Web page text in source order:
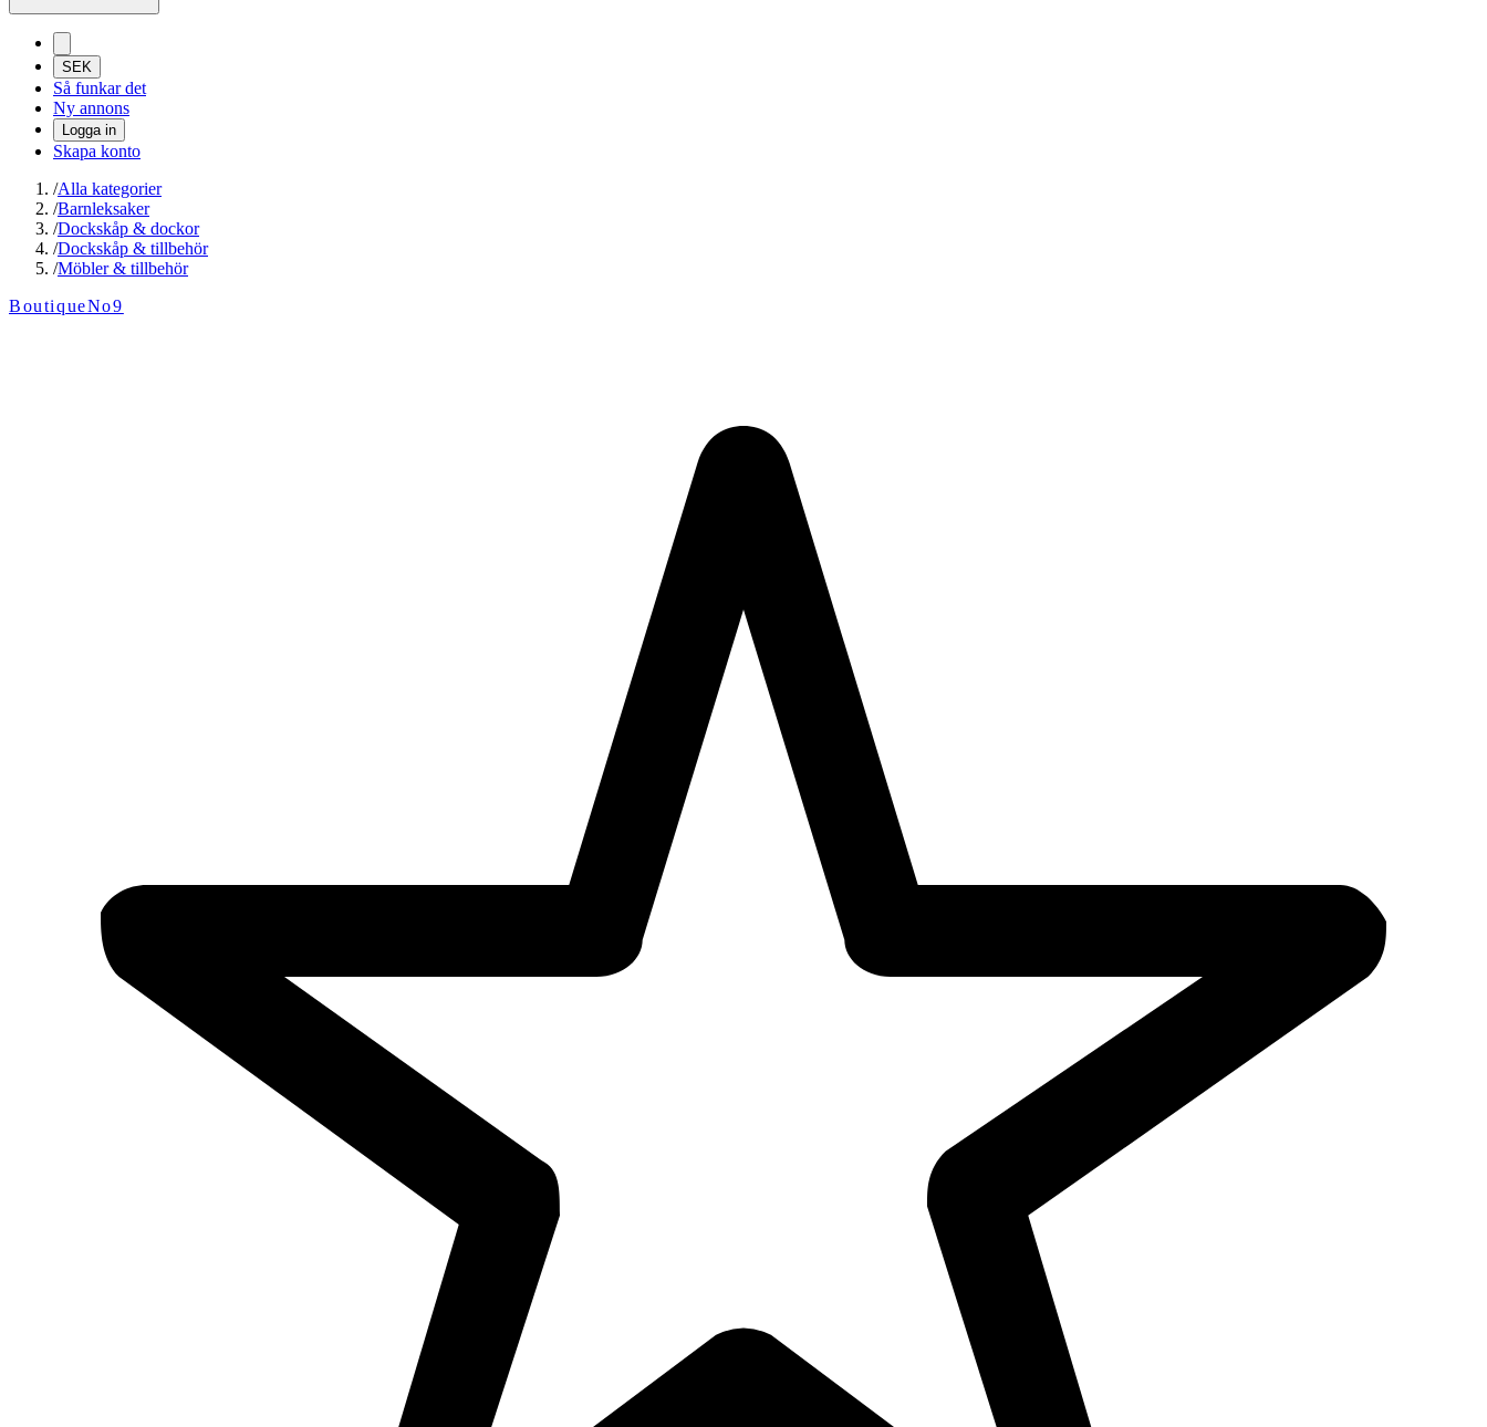
SEK
Så funkar det
Ny annons
Logga in
Skapa konto
/Alla kategorier
/Barnleksaker
/Dockskåp & dockor
/Dockskåp & tillbehör
/Möbler & tillbehör
BoutiqueNo9